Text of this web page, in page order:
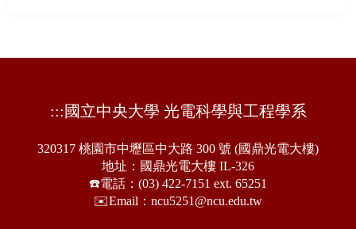
::: 國立中央大學 光電科學與工程學系
320317 桃園市中壢區中大路 300 號 (國鼎光電大樓)
地址：國鼎光電大樓 IL-326
☎️電話：(03) 422-7151 ext. 65251
✉️Email：ncu5251@ncu.edu.tw